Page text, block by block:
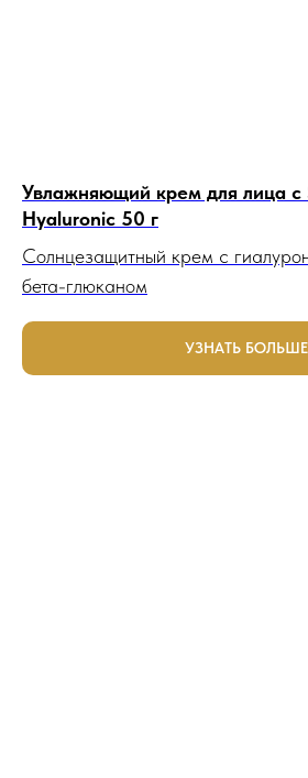
Увлажняющий крем для лица с
Hyaluronic 50 г
Солнцезащитный крем с
бета-глюканом
УЗНАТЬ БОЛЬШЕ